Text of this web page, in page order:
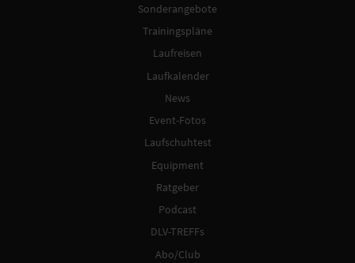
Sonderangebote
Trainingspläne
Laufreisen
Laufkalender
News
Event-Fotos
Laufschuhtest
Equipment
Ratgeber
Podcast
DLV-TREFFs
Abo/Club